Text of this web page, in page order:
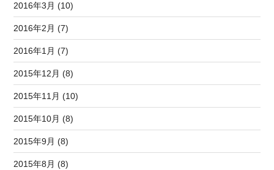
2016年3月 (10)
2016年2月 (7)
2016年1月 (7)
2015年12月 (8)
2015年11月 (10)
2015年10月 (8)
2015年9月 (8)
2015年8月 (8)